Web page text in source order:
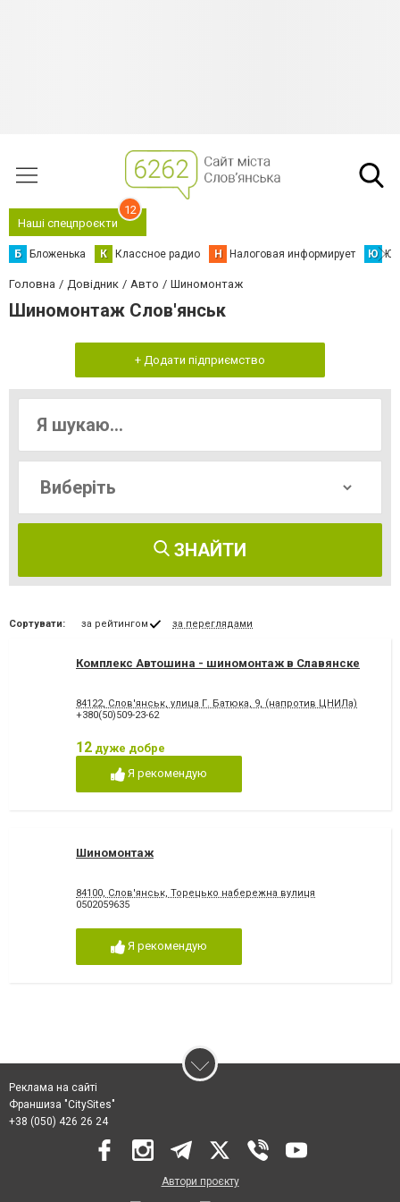
Наші спецпроєкти
12
Б Бложенька К Классное радио Н Налоговая информирует Ю
Головна Довідник Авто Шиномонтаж
Шиномонтаж Слов'янськ
+ Додати підприємство
ЗНАЙТИ
Сортувати: за рейтингом за переглядами
Комплекс Автошина - шиномонтаж в Славянске
84122, Слов'янськ, улица Г. Батюка, 9, (напротив ЦНИЛа)
+380(50)509-23-62
12 дуже добре
Я рекомендую
Шиномонтаж
84100, Слов'янськ, Торецько набережна вулиця
0502059635
Я рекомендую
Реклама на сайті
Франшиза "CitySites"
+38 (050) 426 26 24
Автори проєкту